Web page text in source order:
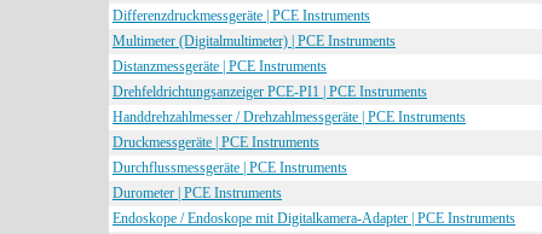
Differenzdruckmessgeräte | PCE Instruments
Multimeter (Digitalmultimeter) | PCE Instruments
Distanzmessgeräte | PCE Instruments
Drehfeldrichtungsanzeiger PCE-PI1 | PCE Instruments
Handdrehzahlmesser / Drehzahlmessgeräte | PCE Instruments
Druckmessgeräte | PCE Instruments
Durchflussmessgeräte | PCE Instruments
Durometer | PCE Instruments
Endoskope / Endoskope mit Digitalkamera-Adapter | PCE Instruments